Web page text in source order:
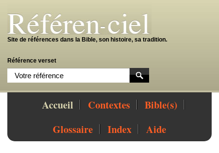
Site de références dans la Bible, son histoire, sa tradition.
Référence verset
Accueil Contextes
Bible(s)
Glossaire
Index Aide